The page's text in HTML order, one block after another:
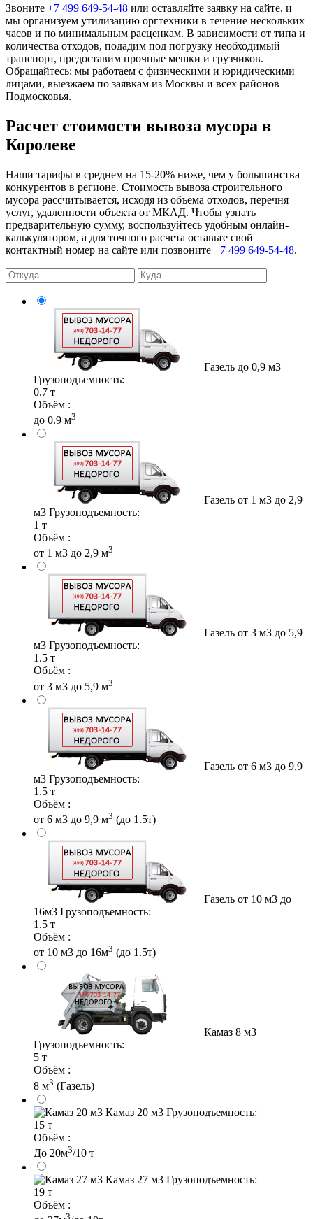
Звоните +7 499 649-54-48 или оставляйте заявку на сайте, и
мы организуем утилизацию оргтехники в течение нескольких
часов и по минимальным расценкам. В зависимости от типа и
количества отходов, подадим под погрузку необходимый
транспорт, предоставим прочные мешки и грузчиков.
Обращайтесь: мы работаем с физическими и юридическими
лицами, выезжаем по заявкам из Москвы и всех районов
Подмосковья.
Расчет стоимости вывоза мусора в
Королеве
Наши тарифы в среднем на 15-20% ниже, чем у большинства
конкурентов в регионе. Стоимость вывоза строительного
мусора рассчитывается, исходя из объема отходов, перечня
услуг, удаленности объекта от МКАД. Чтобы узнать
предварительную сумму, воспользуйтесь удобным онлайн-
калькулятором, а для точного расчета оставьте свой
контактный номер на сайте или позвоните +7 499 649-54-48.
Газель до 0,9 м3
Грузоподъемность:
0.7 т
Объём :
до 0.9 м3
Газель от 1 м3 до 2,9
м3 Грузоподъемность:
1 т
Объём :
от 1 м3 до 2,9 м3
Газель от 3 м3 до 5,9
м3 Грузоподъемность:
1.5 т
Объём :
от 3 м3 до 5,9 м3
Газель от 6 м3 до 9,9
м3 Грузоподъемность:
1.5 т
Объём :
от 6 м3 до 9,9 м3 (до 1.5т)
Газель от 10 м3 до
16м3 Грузоподъемность:
1.5 т
Объём :
от 10 м3 до 16м3 (до 1.5т)
Камаз 8 м3
Грузоподъемность:
5 т
Объём :
8 м3 (Газель)
Камаз 20 м3 Грузоподъемность:
15 т
Объём :
До 20м3/10 т
Камаз 27 м3 Грузоподъемность:
19 т
Объём :
3